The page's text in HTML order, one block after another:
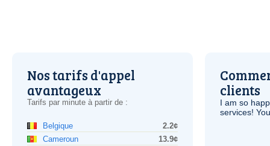
Nos tarifs d'appel
avantageux
Tarifs par minute à partir de :
Belgique
2.2¢
Cameroun
13.9¢
clients
I am so
services!